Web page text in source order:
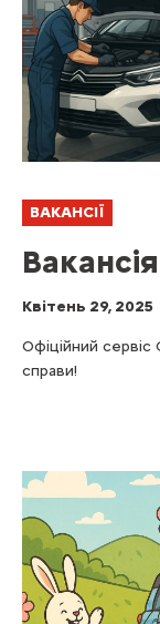
ВАКАНСІЇ
Квітень 29, 2025
Офіційний сервіс
справи!